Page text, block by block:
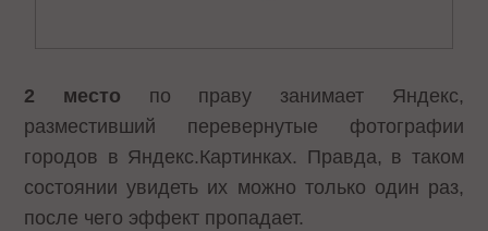
2 место по праву занимает Яндекс,
разместивший перевернутые фотографии
городов в Яндекс.Картинках. Правда, в таком
состоянии увидеть их можно только один раз,
после чего эффект пропадает.